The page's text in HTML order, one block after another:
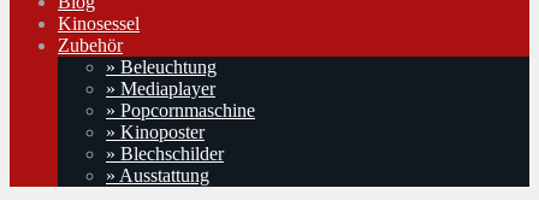
Kinosessel
Zubehör
» Beleuchtung
» Mediaplayer
» Popcornmaschine
» Kinoposter
» Blechschilder
» Ausstattung